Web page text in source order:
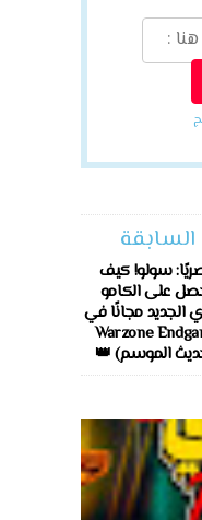
السابقة
سولو! كيف
على الكامو
الجديد مجانًا في
Warzone
الموسم) 👑